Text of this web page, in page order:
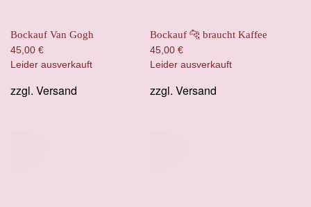
Bockauf Van Gogh
45,00 €
Leider ausverkauft
zzgl. Versand
Bockauf 🐆 braucht Kaffee
45,00 €
Leider ausverkauft
zzgl. Versand